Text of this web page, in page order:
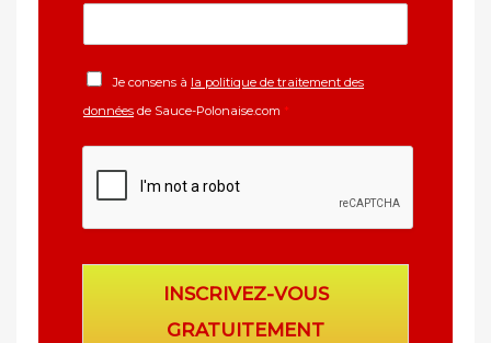
Je consens à la politique de traitement des
données de Sauce-Polonaise.com *
INSCRIVEZ-VOUS
GRATUITEMENT